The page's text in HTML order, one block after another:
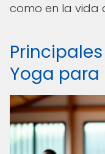
como en la vida
Yoga para